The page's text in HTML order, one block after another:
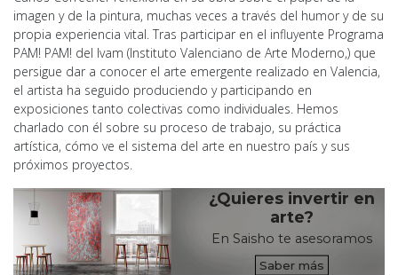
imagen y de la pintura, muchas veces a través del humor y de su
propia experiencia vital. Tras participar en el influyente Programa
PAM! PAM! del Ivam (Instituto Valenciano de Arte Moderno,) que
persigue dar a conocer el arte emergente realizado en Valencia,
el artista ha seguido produciendo y participando en
exposiciones tanto colectivas como individuales. Hemos
charlado con él sobre su proceso de trabajo, su práctica
artística, cómo ve el sistema del arte en nuestro país y sus
próximos proyectos.
¿Quieres invertir en
arte?
En Saisho te asesoramos
Saber más